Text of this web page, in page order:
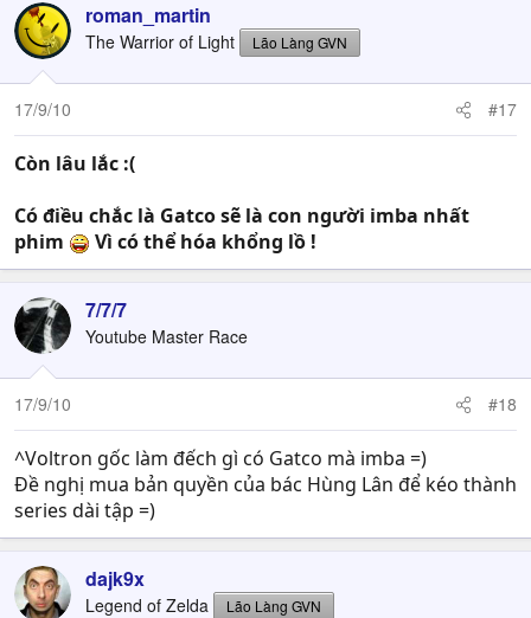
roman_martin
The Warrior of Light Lão Làng GVN
17/9/10 #17
Còn lâu lắc :(
Có điều chắc là Gatco sẽ là con người imba nhất
phim
Vì có thể hóa khổng lồ !
7/7/7
Youtube Master Race
17/9/10 #18
^Voltron gốc làm đếch gì có Gatco mà imba =)
Đề nghị mua bản quyền của bác Hùng Lân để kéo thành
series dài tập =)
dajk9x
Legend of Zelda Lão Làng GVN